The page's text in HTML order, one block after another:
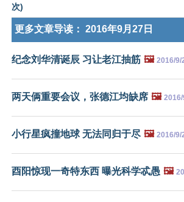
次)
更多文章导读： 2016年9月27日
纪念刘华清诞辰 习让老江抽筋 🖼️ 2016/9/
两天俩重要会议，张德江均缺席 🖼️ 2016/
小行星疯撞地球 无法同归于尽 🖼️ 2016/9/
酉阳惊现一奇特东西 曝光科学忒愚 🖼️